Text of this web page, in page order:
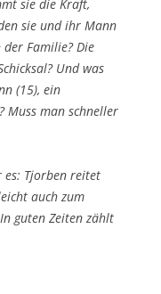
sie die Kraft,
sie und ihr Mann
Familie? Die
Und was
(15), ein
Muss man schneller
es: Tjorben reitet
auch zum
guten Zeiten zählt